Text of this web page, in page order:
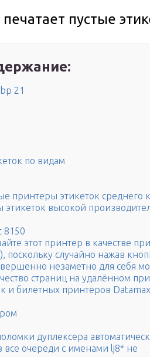
пустые
21
по видам
принтеры этикеток среднего
высокой
8150
этот принтер в качестве
случайно нажав
незаметно для себя
страниц на удалённом
и билетных принтеров Datamax
дуплексера
все очереди с именами lj8* не